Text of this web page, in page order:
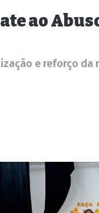
ao
e reforço